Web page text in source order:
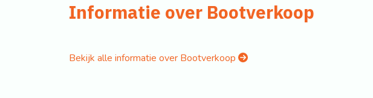
Informatie over Bootverkoop
Bekijk alle informatie over Bootverkoop